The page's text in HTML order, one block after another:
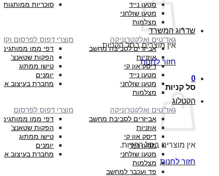
אין מוצרים בסל הקניות.
חזור לחנות
0
סל קניות
אין מוצרים בסל הקניות.
חזור לחנות
מטען נייד
מטען שולחני
מצלמות
סוכריות ממותגות
שדרוג המשרד
גאד’טים ואלקטרוניקה
אביזרים לסביבת מחשב
אוזניות
דיסק און קי
מטען נייד
מטען שולחני
מצלמות
מוצרי דפוס לפרסום
דפי ממו ממותגים
הפקות שטאנצ’
טישו ממתוג
יומנים
מחברת בעיצוב
הקטלוג
גאד’טים ואלקטרוניקה
אביזרים לסביבת מחשב
אוזניות
דיסק און קי
מטען נייד
מטען שולחני
מצלמות
פד ועכבר למחשב
מוצרי דפוס לפרסום
דפי ממו ממותגים
הפקות שטאנצ’
טישו ממתוג
יומנים
מחברת בעיצוב